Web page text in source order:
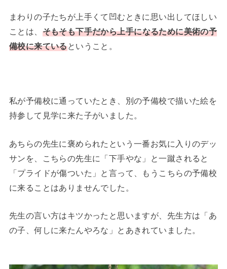
まわりの子たちが上手くて凹むときに思い出してほしい
ことは、 そもそも下手だから上手になるために美術の予
備校に来ているということ。
私が予備校に通っていたとき、別の予備校で描いた絵を
持参して見学に来た子がいました。
あちらの先生に褒められたという一番お気に入りのデッ
サンを、こちらの先生に「下手やな」と一蹴されると
「プライドが傷ついた」と言って、もうこちらの予備校
に来ることはありませんでした。
先生の言い方はキツかったと思いますが、先生方は「あ
の子、何しに来たんやろな」とあきれていました。